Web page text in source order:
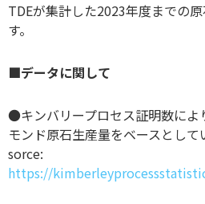
TDEが集計した2023年度までの
す。
■データに関して
●キンバリープロセス証明数によ
モンド原石生産量をベースとして
sorce:
https://